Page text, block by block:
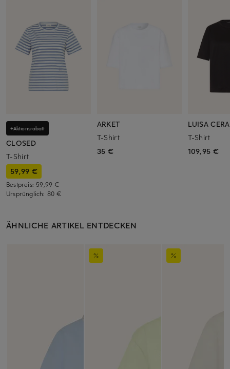
+Aktionsrabatt
CLOSED
T-Shirt
59,99 €
Bestpreis: 59,99 €
Ursprünglich: 80 €
ARKET
T-Shirt
35 €
LUISA
T-Shirt
109,95 €
ÄHNLICHE ARTIKEL ENTDECKEN